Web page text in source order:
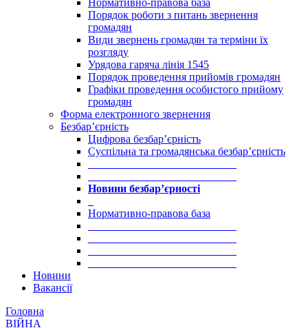
Нормативно-правова база
Порядок роботи з питань звернення
громадян
Види звернень громадян та терміни їх
розгляду
Урядова гаряча лінія 1545
Порядок проведення прийомів громадян
Графіки проведення особистого прийому
громадян
Форма електронного звернення
Безбар’єрність
Цифрова безбар’єрність
Суспільна та громадянська безбар’єрність
Новини безбар’єрності
Нормативно-правова база
Новини
Вакансії
Головна
ВІЙНА